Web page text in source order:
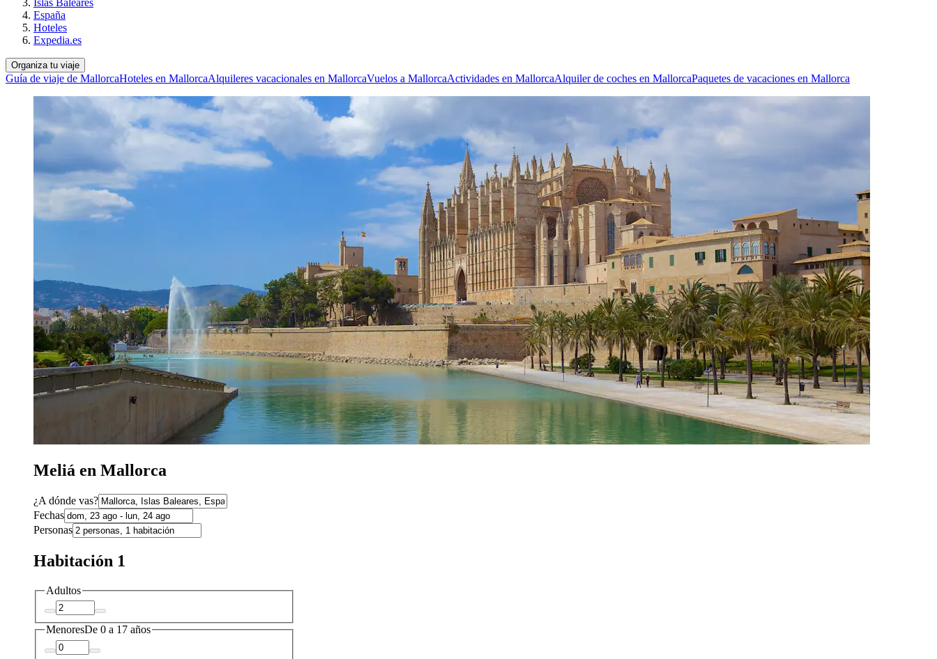
España
Hoteles
Expedia.es
Organiza tu viaje
Guía de viaje de MallorcaHoteles en MallorcaAlquileres vacacionales en MallorcaVuelos a MallorcaActividades en MallorcaAlquiler de coches en MallorcaPaquetes de vacaciones en Mallorca
Meliá en Mallorca
¿A dónde vas?
Fechas
Personas
Habitación 1
Adultos
MenoresDe 0 a 17 años